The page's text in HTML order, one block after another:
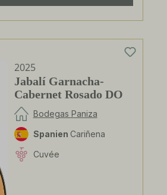
2025
Jabalí Garnacha-
Cabernet Rosado DO
Bodegas Paniza
Spanien Cariñena
Cuvée